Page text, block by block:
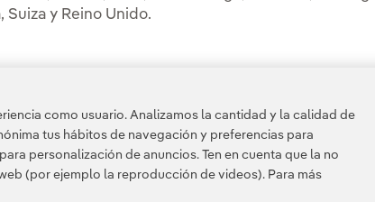
Suiza y Reino Unido.
como usuario. Analizamos la cantidad y la calidad de
tus hábitos de navegación y preferencias para
personalización de anuncios. Ten en cuenta que la no
(por ejemplo la reproducción de videos). Para más